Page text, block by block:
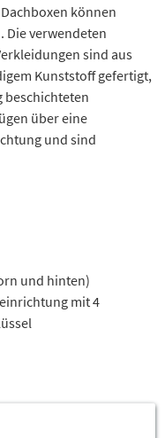
können
Die verwendeten
sind aus
Kunststoff gefertigt,
beschichteten
über eine
und sind
und hinten)
mit 4